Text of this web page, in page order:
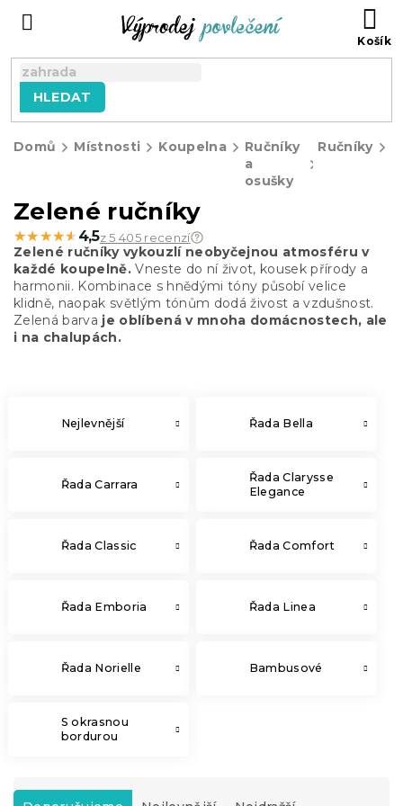
HLEDAT
Domů Místnosti Koupelna
Ručníky
a
osušky
Ručníky
Zelené ručníky
★★★★★
★★★★★ 4,5z 5 405 recenzí
Zelené ručníky vykouzlí neobyčejnou atmosféru v
každé koupelně. Vneste do ní život, kousek přírody a
harmonii. Kombinace s hnědými tóny působí velice
klidně, naopak světlým tónům dodá živost a vzdušnost.
Zelená barva je oblíbená v mnoha domácnostech, ale
i na chalupách.
Nejlevnější Řada Bella
Řada Carrara
Řada Clarysse
Elegance
Řada Classic Řada Comfort
Řada Emboria Řada Linea
Řada Norielle Bambusové
S okrasnou
bordurou
Ř